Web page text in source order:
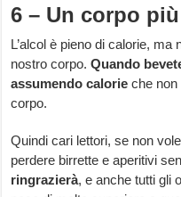
6 – Un corpo
L’alcol è pieno di calorie,
nostro corpo.Quando
assumendo calorieche non
corpo.
Quindi cari lettori, se non
perdere birrette e aperitivi
ringrazierà, e anche tutti gli